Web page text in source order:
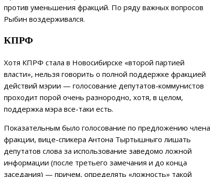
против уменьшения фракций. По ряду важных вопросов
Рыбин воздерживался.
КПРФ
Хотя КПРФ стала в Новосибирске «второй партией
власти», нельзя говорить о полной поддержке фракцией
действий мэрии — голосование депутатов-коммунистов
проходит порой очень разнородно, хотя, в целом,
поддержка мэра все-таки есть.
Показательным было голосование по предложению члена
фракции, вице-спикера Антона Тыртышныго лишать
депутатов слова за использование заведомо ложной
информации (после третьего замечания и до конца
заседания) — причем, определять «ложность» такой